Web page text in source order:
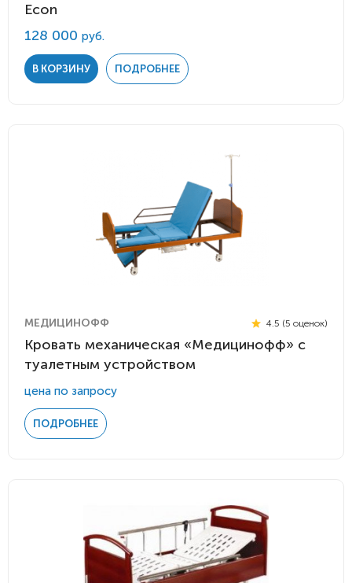
Econ
128 000 руб.
В КОРЗИНУ ПОДРОБНЕЕ
МЕДИЦИНОФФ 4.5 (5 оценок)
Кровать механическая «Медицинофф» с
туалетным устройством
цена по запросу
ПОДРОБНЕЕ